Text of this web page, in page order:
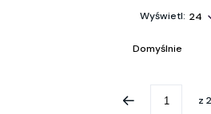
Wyświetl:
z 2